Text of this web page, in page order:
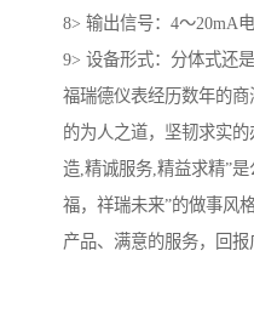
8> 输出信号：4～20mA
9> 设备形式：分体式还
福瑞德仪表经历数年的
的为人之道，坚韧求实
造,精诚服务,精益求精”
福，祥瑞未来”的做事风
产品、满意的服务，回报